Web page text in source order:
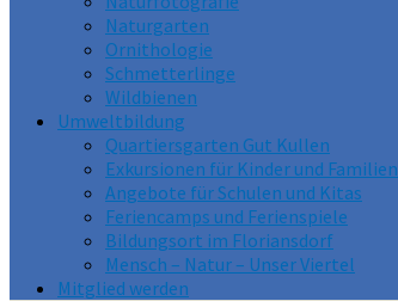
Naturgarten
Ornithologie
Schmetterlinge
Wildbienen
Umweltbildung
Quartiersgarten Gut Kullen
Exkursionen für Kinder und Familien
Angebote für Schulen und Kitas
Feriencamps und Ferienspiele
Bildungsort im Floriansdorf
Mensch – Natur – Unser Viertel
Mitglied werden